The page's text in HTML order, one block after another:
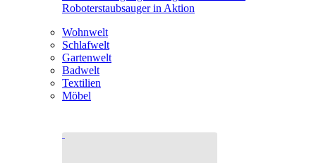
Roboterstaubsauger in Aktion
Wohnwelt
Schlafwelt
Gartenwelt
Badwelt
Textilien
Möbel